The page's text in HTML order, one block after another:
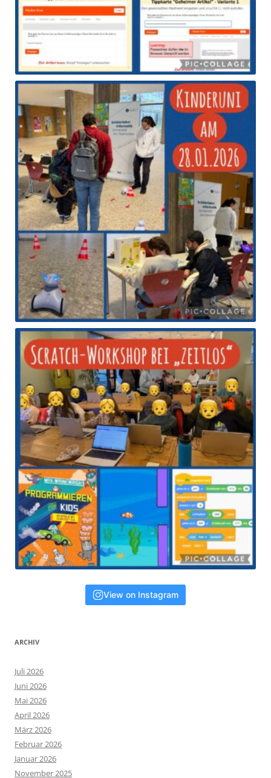
View on Instagram
ARCHIV
Juli 2026
Juni 2026
Mai 2026
April 2026
März 2026
Februar 2026
Januar 2026
November 2025